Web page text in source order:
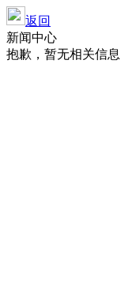
返回
新闻中心
抱歉，暂无相关信息